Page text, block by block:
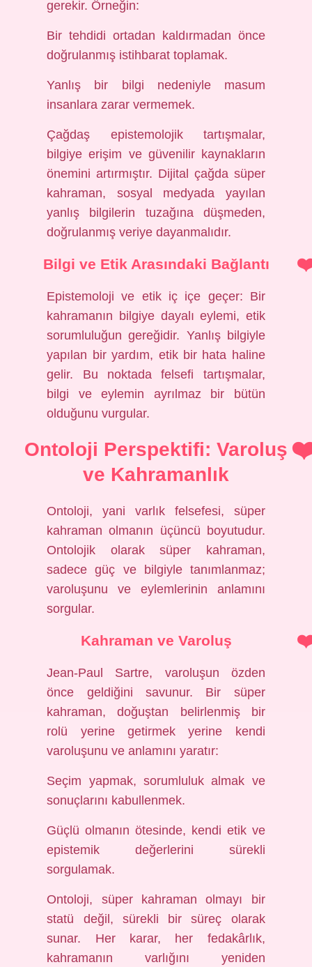
gerekir. Örneğin:
Bir tehdidi ortadan kaldırmadan önce
doğrulanmış istihbarat toplamak.
Yanlış bir bilgi nedeniyle masum
insanlara zarar vermemek.
Çağdaş epistemolojik tartışmalar,
bilgiye erişim ve güvenilir kaynakların
önemini artırmıştır. Dijital çağda süper
kahraman, sosyal medyada yayılan
yanlış bilgilerin tuzağına düşmeden,
doğrulanmış veriye dayanmalıdır.
Bilgi ve Etik Arasındaki Bağlantı
Epistemoloji ve etik iç içe geçer: Bir
kahramanın bilgiye dayalı eylemi, etik
sorumluluğun gereğidir. Yanlış bilgiyle
yapılan bir yardım, etik bir hata haline
gelir. Bu noktada felsefi tartışmalar,
bilgi ve eylemin ayrılmaz bir bütün
olduğunu vurgular.
Ontoloji Perspektifi: Varoluş
ve Kahramanlık
Ontoloji, yani varlık felsefesi, süper
kahraman olmanın üçüncü boyutudur.
Ontolojik olarak süper kahraman,
sadece güç ve bilgiyle tanımlanmaz;
varoluşunu ve eylemlerinin anlamını
sorgular.
Kahraman ve Varoluş
Jean-Paul Sartre, varoluşun özden
önce geldiğini savunur. Bir süper
kahraman, doğuştan belirlenmiş bir
rolü yerine getirmek yerine kendi
varoluşunu ve anlamını yaratır:
Seçim yapmak, sorumluluk almak ve
sonuçlarını kabullenmek.
Güçlü olmanın ötesinde, kendi etik ve
epistemik değerlerini sürekli
sorgulamak.
Ontoloji, süper kahraman olmayı bir
statü değil, sürekli bir süreç olarak
sunar. Her karar, her fedakârlık,
kahramanın varlığını yeniden